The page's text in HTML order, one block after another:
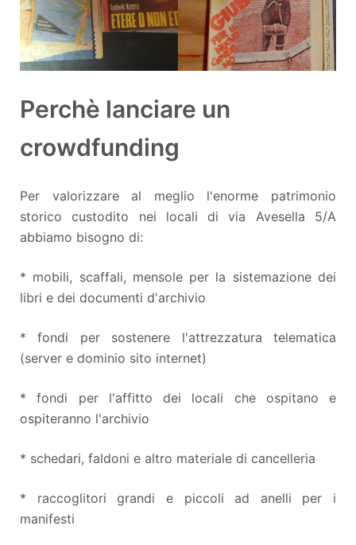
Perchè lanciare un
crowdfunding
Per valorizzare al meglio l'enorme patrimonio
storico custodito nei locali di via Avesella 5/A
abbiamo bisogno di:
* mobili, scaffali, mensole per la sistemazione dei
libri e dei documenti d'archivio
* fondi per sostenere l'attrezzatura telematica
(server e dominio sito internet)
* fondi per l'affitto dei locali che ospitano e
ospiteranno l'archivio
* schedari, faldoni e altro materiale di cancelleria
* raccoglitori grandi e piccoli ad anelli per i
manifesti